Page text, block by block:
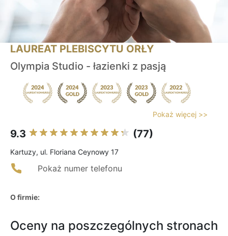
LAUREAT PLEBISCYTU ORŁY
Olympia Studio - łazienki z pasją
Pokaż więcej >>
9.3 (77)
Kartuzy, ul. Floriana Ceynowy 17
Pokaż numer telefonu
O firmie:
Oceny na poszczególnych stronach